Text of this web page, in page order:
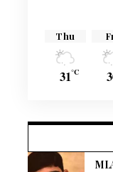
Thu
31°C